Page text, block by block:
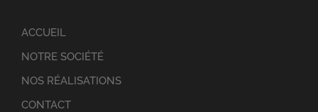
ACCUEIL
NOTRE SOCIÉTÉ
NOS RÉALISATIONS
CONTACT